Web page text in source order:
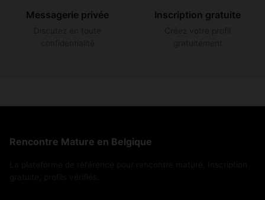
Messagerie privée Inscription gratuite
Rencontre Mature en Belgique